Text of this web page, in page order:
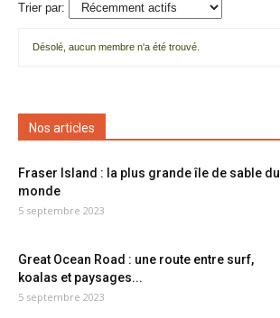
Trier par:
amis
Désolé, aucun membre n'a été trouvé.
Nos articles
Fraser Island : la plus grande île de sable du
monde
5 septembre 2023
Great Ocean Road : une route entre surf,
koalas et paysages...
5 septembre 2023